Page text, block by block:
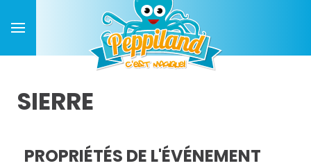
SIERRE
PROPRIÉTÉS DE L'ÉVÉNEMENT